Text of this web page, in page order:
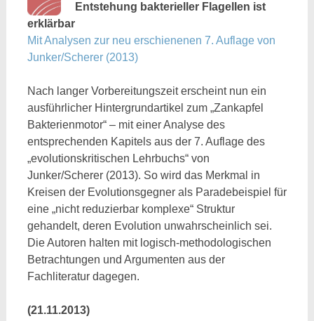
Entstehung bakterieller Flagellen ist
erklärbar
Mit Analysen zur neu erschienenen 7. Auflage von
Junker/Scherer (2013)
Nach langer Vorbereitungszeit erscheint nun ein
ausführlicher Hintergrundartikel zum „Zankapfel
Bakterienmotor“ – mit einer Analyse des
entsprechenden Kapitels aus der 7. Auflage des
„evolutionskritischen Lehrbuchs“ von
Junker/Scherer (2013). So wird das Merkmal in
Kreisen der Evolutionsgegner als Paradebeispiel für
eine „nicht reduzierbar komplexe“ Struktur
gehandelt, deren Evolution unwahrscheinlich sei.
Die Autoren halten mit logisch-methodologischen
Betrachtungen und Argumenten aus der
Fachliteratur dagegen.
(21.11.2013)